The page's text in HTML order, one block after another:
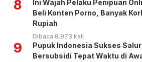
8
Ini Wajah Pelaku Penipuan
Beli Konten Porno, Banyak
Rupiah
Dibaca 8.973 kali
9
Pupuk Indonesia Sukses
Bersubsidi Tepat Waktu di